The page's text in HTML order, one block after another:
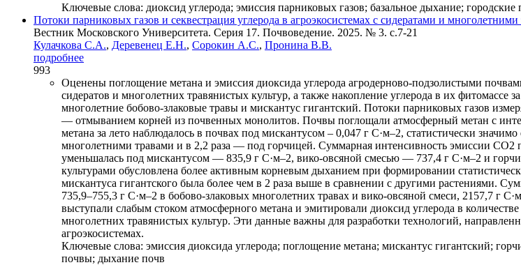
Ключевые слова: диоксид углерода; эмиссия парниковых газов; базальное дыхание; городские
Потоки парниковых газов и секвестрация углерода в агроэкосистемах с сидератами и
Вестник Московского Университета. Серия 17. Почвоведение. 2025. № 3. c.7-21
Кулачкова С.А., Деревенец Е.Н., Сорокин А.С., Пронина В.В.
подробнее
993
Оценены поглощение метана и эмиссия диоксида углерода агродерново-подзолистыми
сидератов и многолетних травянистых культур, а также накопление углерода в их фитомассе
многолетние бобово-злаковые травы и мискантус гигантский. Потоки парниковых газов
— отмыванием корней из почвенных монолитов. Почвы поглощали атмосферный метан с
метана за лето наблюдалось в почвах под мискантусом – 0,047 г С·м‒2, статистически
многолетними травами и в 2,2 раза — под горчицей. Суммарная интенсивность эмиссии
уменьшалась под мискантусом — 835,9 г С·м‒2, вико-овсяной смесью — 737,4 г С·м‒2 и
культурами обусловлена более активным корневым дыханием при формировании
мискантуса гигантского была более чем в 2 раза выше в сравнении с другими растениями.
735,9–755,3 г С·м‒2 в бобово-злаковых многолетних травах и вико-овсяной смеси, 2157,7 г
выступали слабым стоком атмосферного метана и эмитировали диоксид углерода в
многолетних травянистых культур. Эти данные важны для разработки технологий,
агроэкосистемах.
Ключевые слова: эмиссия диоксида углерода; поглощение метана; мискантус гигантский;
почвы; дыхание почв